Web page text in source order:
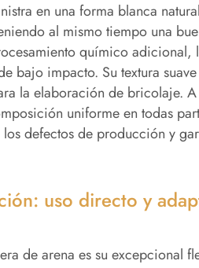
en una forma blanca
al mismo tiempo una
químico
bajo impacto. Su textura
la elaboración de bricolaje.
uniforme en todas
defectos de producción y
uso directo y
de arena es su